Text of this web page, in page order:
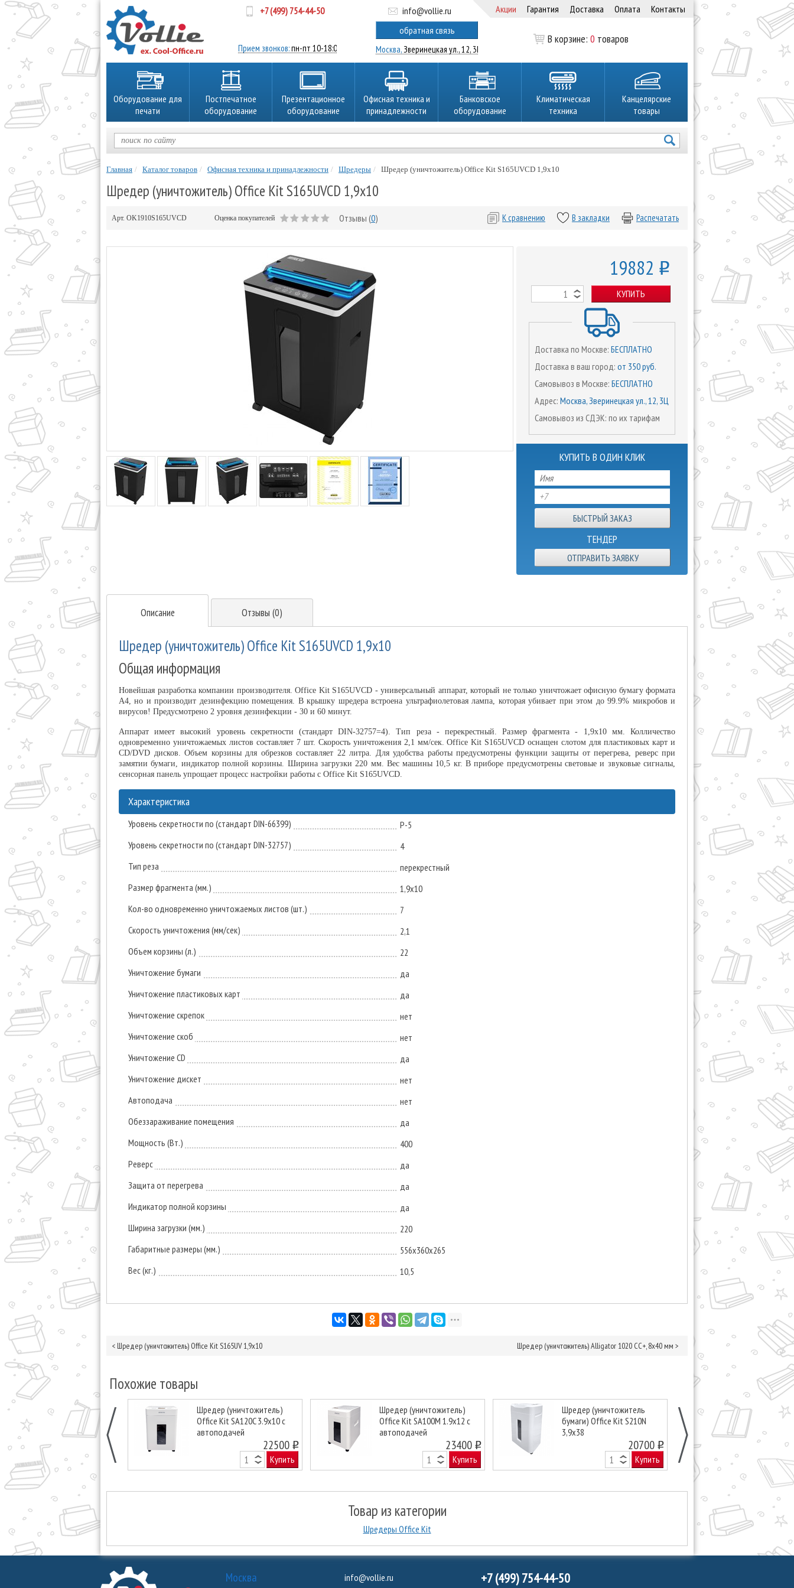
+7 (499) 754-44-50
Прием звонков:пн-пт 10-18:00
info@vollie.ru
обратная связь
Москва,Зверинецкая ул., 12, 3Ц
Акции Гарантия Доставка Оплата Контакты
В корзине:0 товаров
Оборудование для
печати
Постпечатное
оборудование
Презентационное
оборудование
Офисная техника и
принадлежности
Банковское
оборудование
Климатическая
техника
Канцелярские
товары
Главная Каталог товаров Офисная техника и принадлежности Шредеры Шредер (уничтожитель) Office Kit S165UVCD 1,9x10
Шредер (уничтожитель) Office Kit S165UVCD 1,9x10
Арт. OK1910S165UVCD Оценка покупателей Отзывы (0) Распечатать
В закладки
К сравнению
19882 o
КУПИТЬ
Доставка по Москве: БЕСПЛАТНО
Доставка в ваш город: от 350 руб.
Самовывоз в Москве: БЕСПЛАТНО
Адрес: Москва, Зверинецкая ул., 12, 3Ц
Самовывоз из СДЭК: по их тарифам
КУПИТЬ В ОДИН КЛИК
ТЕНДЕР
ОТПРАВИТЬ ЗАЯВКУ
Описание Отзывы (0)
Шредер (уничтожитель) Office Kit S165UVCD 1,9x10
Общая информация
Новейшая разработка компании производителя. Office Kit S165UVCD - универсальный аппарат, который не только уничтожает офисную бумагу формата
А4, но и производит дезинфекцию помещения. В крышку шредера встроена ультрафиолетовая лампа, которая убивает при этом до 99.9% микробов и
вирусов! Предусмотрено 2 уровня дезинфекции - 30 и 60 минут.
Аппарат имеет высокий уровень секретности (стандарт DIN-32757=4). Тип реза - перекрестный. Размер фрагмента - 1,9x10 мм. Колличество
одновременно уничтожаемых листов составляет 7 шт. Скорость уничтожения 2,1 мм/сек. Office Kit S165UVCD оснащен слотом для пластиковых карт и
CD/DVD дисков. Объем корзины для обрезков составляет 22 литра. Для удобства работы предусмотрены функции защиты от перегрева, реверс при
замятии бумаги, индикатор полной корзины. Ширина загрузки 220 мм. Вес машины 10,5 кг. В приборе предусмотрены световые и звуковые сигналы,
сенсорная панель упрощает процесс настройки работы с Office Kit S165UVCD.
Характеристика
Уровень секретности по (стандарт DIN-66399)
P-5
Уровень секретности по (стандарт DIN-32757)
4
Тип реза
перекрестный
Размер фрагмента (мм.)
1,9x10
Кол-во одновременно уничтожаемых листов (шт.)
7
Скорость уничтожения (мм/сек)
2,1
Объем корзины (л.)
22
Уничтожение бумаги
да
Уничтожение пластиковых карт
да
Уничтожение скрепок
нет
Уничтожение скоб
нет
Уничтожение CD
да
Уничтожение дискет
нет
Автоподача
нет
Обеззараживание помещения
да
Мощность (Вт.)
400
Реверс
да
Защита от перегрева
да
Индикатор полной корзины
да
Ширина загрузки (мм.)
220
Габаритные размеры (мм.)
556х360х265
Вес (кг.)
10,5
< Шредер (уничтожитель) Office Kit S165UV 1,9x10 Шредер (уничтожитель) Alligator 1020 CC+, 8х40 мм >
Похожие товары
Шредер (уничтожитель)
Office Kit SA120C 3.9x10 с
автоподачей
22500 o
Купить
Шредер (уничтожитель)
Office Kit SA100M 1.9x12 с
автоподачей
23400 o
Купить
Шредер (уничтожитель
бумаги) Office Kit S210N
3,9x38
20700 o
Купить
Шредер
бумаг) Office
Next
Товар из категории
Шредеры Office Kit
Москва info@vollie.ru +7 (499) 754-44-50